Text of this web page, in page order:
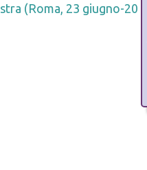
(Roma, 23 giugno-20